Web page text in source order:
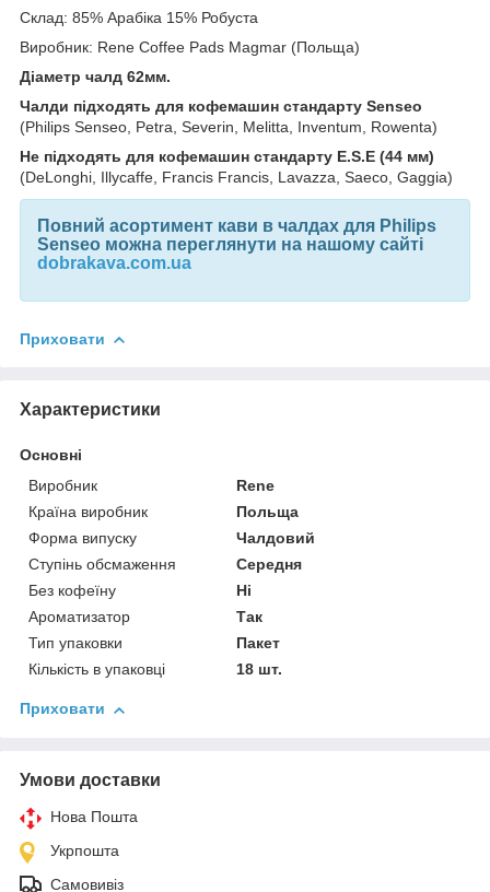
Склад: 85% Арабіка 15% Робуста
Виробник: Rene Coffee Pads Magmar (Польща)
Діаметр чалд 62мм.
Чалди підходять для кофемашин стандарту Senseo
(Philips Senseo, Petra, Severin, Melitta, Inventum, Rowenta)
Не підходять для кофемашин стандарту E.S.E (44 мм)
(DeLonghi, Illycaffе, Francis Francis, Lavazza, Saeco, Gaggia)
Повний асортимент кави в чалдах для Philips
Senseo можна переглянути на нашому сайті
dobrakava.com.ua
Приховати
Характеристики
Основні
Виробник
Rene
Країна виробник
Польща
Форма випуску
Чалдовий
Ступінь обсмаження
Середня
Без кофеїну
Ні
Ароматизатор
Так
Тип упаковки
Пакет
Кількість в упаковці
18 шт.
Приховати
Умови доставки
Нова Пошта
Укрпошта
Самовивіз